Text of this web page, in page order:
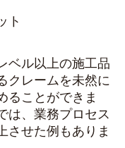
ト
ベル以上の施工品
クレームを未然に
ることができま
は、業務プロセス
させた例もありま